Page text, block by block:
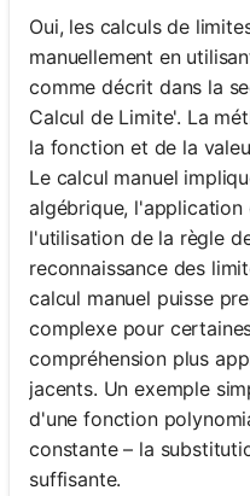
Oui, les calculs de
manuellement en
comme décrit dans la
Calcul de Limite'. La
la fonction et de la
Le calcul manuel
algébrique, l'application
l'utilisation de la règle
reconnaissance des
calcul manuel puisse
complexe pour
compréhension plus
jacents. Un exemple
d'une fonction
constante – la
suffisante.